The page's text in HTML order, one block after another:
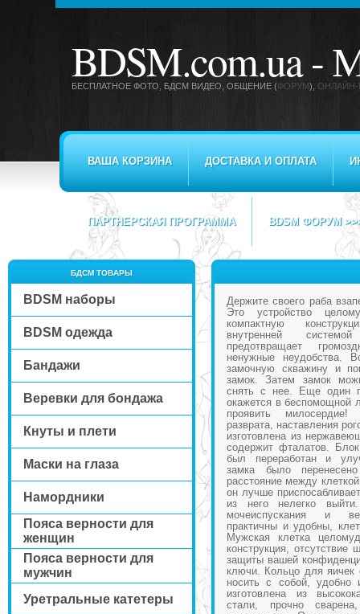
BDSM.com.ua -
БЕСПЛАТНОЕ ФОТО, БДСМ ВИДЕО , ОБЩЕНИЕ (ФОРУМ), ОНЛАЙН-
ВАША КОРЗИНА ДОСТАВКА И ОПЛАТА
ПАРТНЕРСКАЯ ПРОГРАММА BDSM ФОРУМ
БДСМ ТОВАРЫ
BDSM наборы
BDSM одежда
Бандажи
Веревки для бондажа
Кнуты и плети
Маски на глаза
Намордники
Пояса верности для
женщин
Пояса верности для
мужчин
Уретральные катетеры
Держите своего раба
Это устройство
компактную
внутренней
предотвращает
ненужные неудобства.
замочную скважину и
замок. Затем замок
снять с нее. Еще один
окажется в беспомощной
проявить
разврата, наставления
изготовлена из
содержит фталатов.
был переработан и
замка было
расстояние между
он лучше
из него нелегко
мочеиспускания и
практичны и удобны,
Мужская клетка
конструкция,
защиты вашей
ключи. Кольцо для яичек
носить с собой, удобно
изготовлена из
стали, прочно